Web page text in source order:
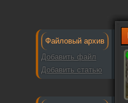
Файловый архив
Добавить файл
Добавить статью